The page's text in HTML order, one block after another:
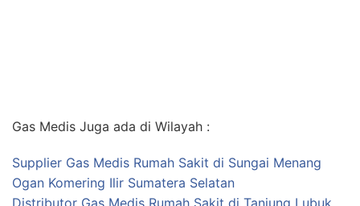
Gas Medis Juga ada di Wilayah :
Supplier Gas Medis Rumah Sakit di Sungai Menang
Ogan Komering Ilir Sumatera Selatan
Distributor Gas Medis Rumah Sakit di Tanjung Lubuk